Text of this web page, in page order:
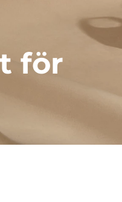
för